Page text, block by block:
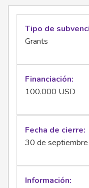
Tipo de
Grants
Financiación
100.000 USD
Fecha de cierre
30 de
Información